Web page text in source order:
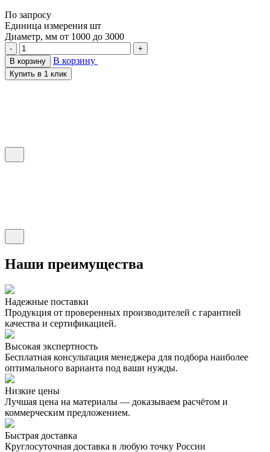
По запросу
Единица измерения шт
Диаметр, мм от 1000 до 3000
-
+
В корзину
В корзину
Купить в 1 клик
Наши преимущества
Надежные поставки
Продукция от проверенных производителей с гарантией
качества и сертификацией.
Высокая экспертность
Бесплатная консультация менеджера для подбора наиболее
оптимального варианта под ваши нужды.
Низкие цены
Лучшая цена на материалы — доказываем расчётом и
коммерческим предложением.
Быстрая доставка
Круглосуточная доставка в любую точку России